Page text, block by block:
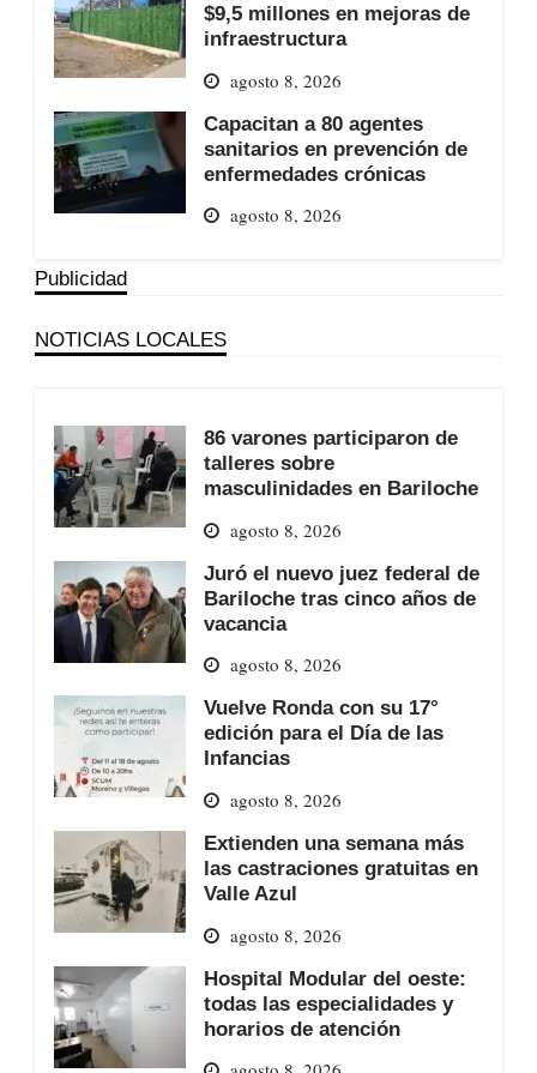
$9,5 millones en mejoras de
infraestructura
agosto 8, 2026
Capacitan a 80 agentes
sanitarios en prevención de
enfermedades crónicas
agosto 8, 2026
Publicidad
NOTICIAS LOCALES
86 varones participaron de
talleres sobre
masculinidades en Bariloche
agosto 8, 2026
Juró el nuevo juez federal de
Bariloche tras cinco años de
vacancia
agosto 8, 2026
Vuelve Ronda con su 17°
edición para el Día de las
Infancias
agosto 8, 2026
Extienden una semana más
las castraciones gratuitas en
Valle Azul
agosto 8, 2026
Hospital Modular del oeste:
todas las especialidades y
horarios de atención